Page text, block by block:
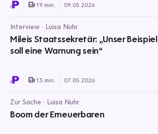
19 min. 09.05.2026
Interview · Luisa Nuhr
Mileis Staatssekretär: „Unser Beispiel
soll eine Warnung sein“
13 min. 07.05.2026
Zur Sache · Luisa Nuhr
Boom der Erneuerbaren